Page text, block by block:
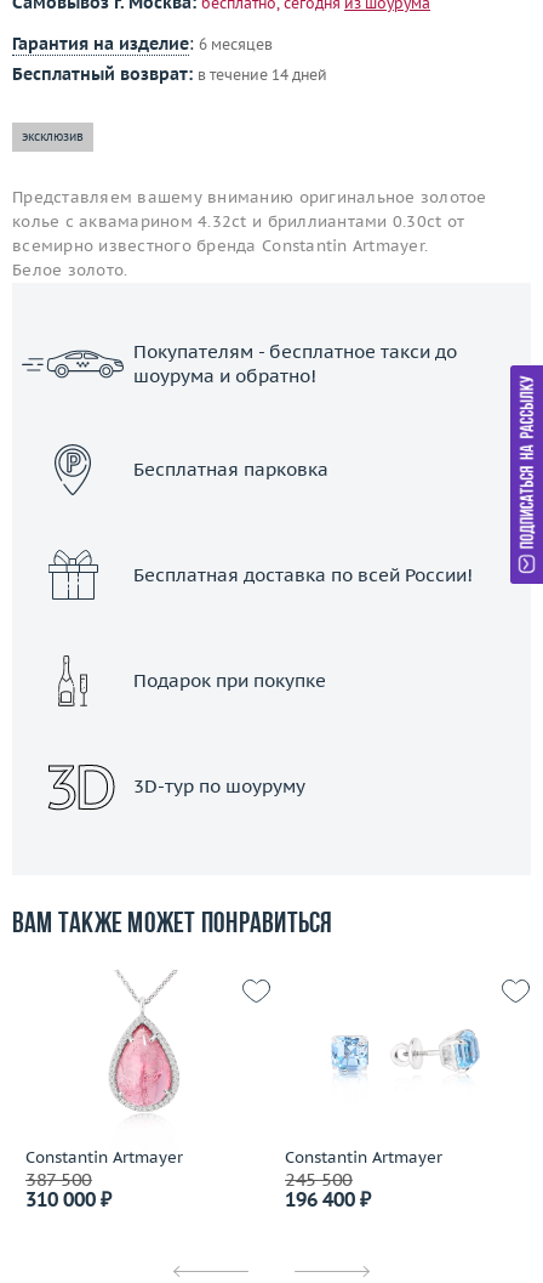
Гарантия на изделие: 6 месяцев
Бесплатный возврат: в течение 14 дней
эксклюзив
Представляем вашему вниманию оригинальное золотое
колье с аквамарином 4.32ct и бриллиантами 0.30ct от
всемирно известного бренда Constantin Artmayer.
Белое золото.
Покупателям - бесплатное такси до
шоурума и обратно!
Бесплатная парковка
Бесплатная доставка по всей России!
Подарок при покупке
3D-тур по шоуруму
Вам также может понравиться
Constantin Artmayer
387 500
310 000 ₽
Constantin Artmayer
245 500
196 400 ₽